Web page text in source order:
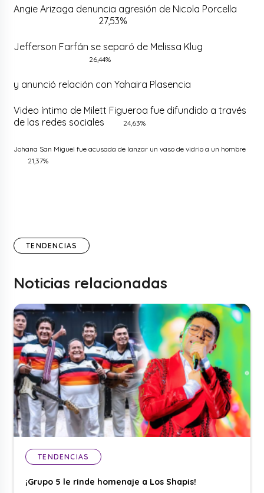
Angie Arizaga denuncia agresión de Nicola Porcella
27,53%
Jefferson Farfán se separó de Melissa Klug
26,44%
y anunció relación con Yahaira Plasencia
Video íntimo de Milett Figueroa fue difundido a través
de las redes sociales
24,63%
Johana San Miguel fue acusada de lanzar un vaso de vidrio a un hombre
21,37%
TENDENCIAS
Noticias relacionadas
TENDENCIAS
¡Grupo 5 le rinde homenaje a Los Shapis!